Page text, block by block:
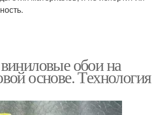
обои на
основе. Технология